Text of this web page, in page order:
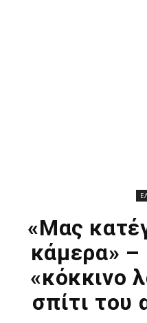
«Μας
κάμερα» –
«κόκκινο
σπίτι του